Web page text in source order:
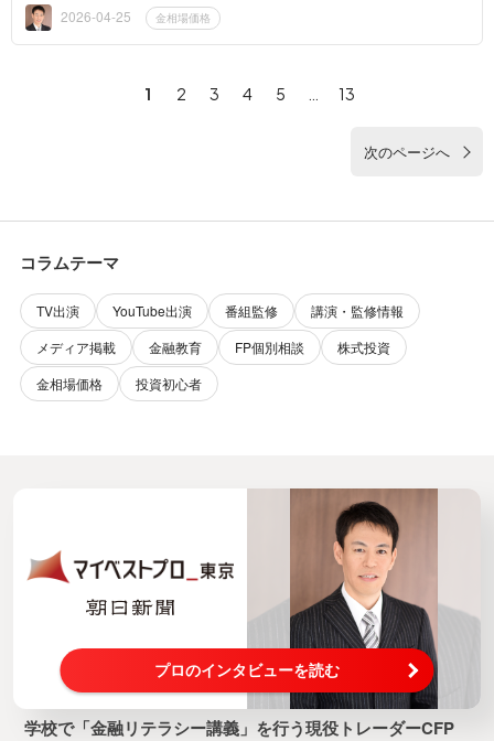
週の金相場価格の...
2026-04-25 金相場価格
1 2 3 4 5 13
次のページへ
コラムテーマ
TV出演 YouTube出演 番組監修
講演・監修情報
メディア掲載
金融教育 FP個別相談
株式投資
金相場価格
投資初心者
プロのインタビューを読む
学校で「金融リテラシー講義」を行う現役トレーダーCFP